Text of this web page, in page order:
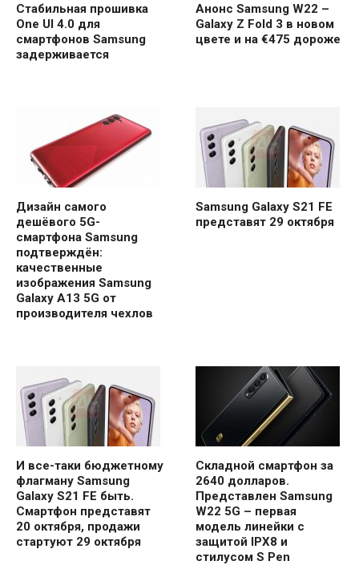
Стабильная прошивка
One UI 4.0 для
смартфонов Samsung
задерживается
Анонс Samsung W22 –
Galaxy Z Fold 3 в новом
цвете и на €475 дороже
Дизайн самого
дешёвого 5G-
смартфона Samsung
подтверждён:
качественные
изображения Samsung
Galaxy A13 5G от
производителя чехлов
Samsung Galaxy S21 FE
представят 29 октября
И все-таки бюджетному
флагману Samsung
Galaxy S21 FE быть.
Смартфон представят
20 октября, продажи
стартуют 29 октября
Складной смартфон за
2640 долларов.
Представлен Samsung
W22 5G – первая
модель линейки с
защитой IPX8 и
стилусом S Pen